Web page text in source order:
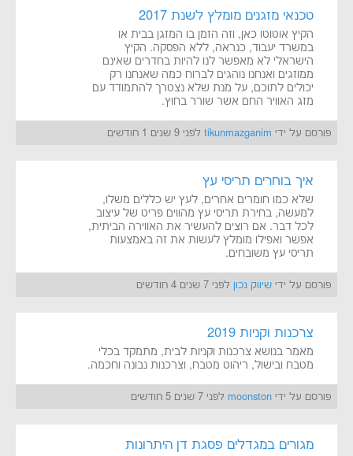
טכנאי מזגנים מומלץ לשנת 2017
הקיץ אוטוטו כאן, וזה הזמן בו המזגן בבית או
במשרד יעבוד, כנראה, ללא הפסקה. הקיץ
הישראלי לא מאפשר לנו להיות בחדרים שאינם
ממוזגים ואנחנו נוהגים לברוח כמה שאנחנו רק
יכולים לתוכם, על מנת שלא נצטרך להתמודד עם
מזג האוויר החם אשר שורר בחוץ.
פורסם על ידי tikunmazganim לפני 9 שנים 1 חודשים
איך בוחרים תריסי עץ
שלא כמו חומרים אחרים, לעץ יש כללים משלו,
למעשה, בחירת תריסי עץ מהווים פריט של עיצוב
לכל דבר. אם רוצים להעשיר את האווירה הביתית,
אפשר ואפילו מומלץ לעשות את זה באמצעות
תריסי עץ משובחים.
פורסם על ידי שיווק נכון לפני 7 שנים 4 חודשים
צרכנות וקניות 2019
מאמר בנושא צרכנות וקניות לבית, מתמקד בכלי
מטבח ובישול, ריהוט מטבח, וצרכנות נבונה וחכמה.
פורסם על ידי moonston לפני 7 שנים 5 חודשים
מגורים במגדלים פסגת דן היתרונות